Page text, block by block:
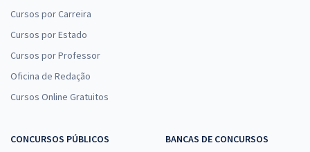
Cursos por Carreira
Cursos por Estado
Cursos por Professor
Oficina de Redação
Cursos Online Gratuitos
CONCURSOS PÚBLICOS
BANCAS DE CONCURSOS